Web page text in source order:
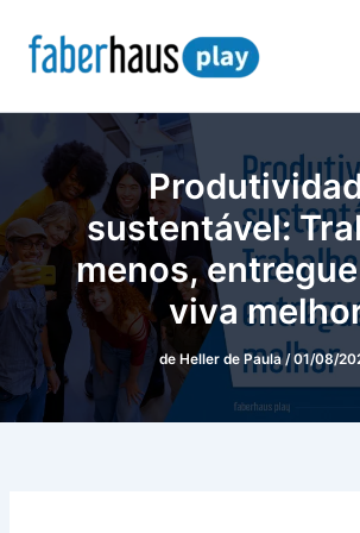
para
sustentável:
menos,
viva
de Heller de Paula /01/08/